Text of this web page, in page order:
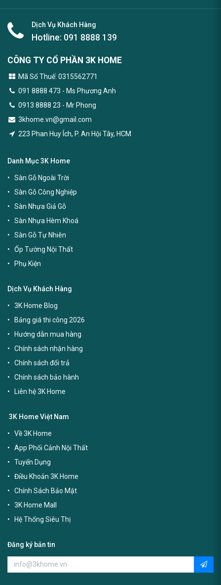
Dịch Vụ Khách Hàng
Hotline: 091 8888 139
CÔNG TY CỔ PHẦN 3K HOME
Mã Số Thuế: 0315562771
091 8888 473 - Ms Phương Anh
0913 8888 23 - Mr Phong
3khome.vn@gmail.com
223 Phan Huy Ích, P. An Hội Tây, HCM
Danh Mục 3K Home
Sàn Gỗ Ngoài Trời
Sàn Gỗ Công Nghiệp
Sàn Nhựa Giả Gỗ
Sàn Nhựa Hèm Khoá
Sàn Gỗ Tự Nhiên
Ốp Tường Nội Thất
Phụ Kiện
Dịch Vụ Khách Hàng
3K Home Blog
Bảng giá thi công 2026
Hướng dẫn mua hàng
Chính sách nhận hàng
Chính sách đổi trả
Chính sách bảo hành
Liên hệ 3K Home
3K Home Việt Nam
Về 3K Home
App Phối Cảnh Nội Thất
Tuyển Dụng
Điều Khoản 3K Home
Chính Sách Bảo Mật
3K Home Mall
Hệ Thống Siêu Thị
Đăng ký bản tin